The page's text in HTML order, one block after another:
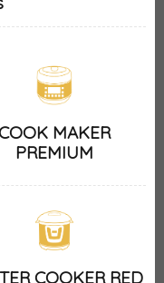
MAKER
PREMIUM
COOKER RED